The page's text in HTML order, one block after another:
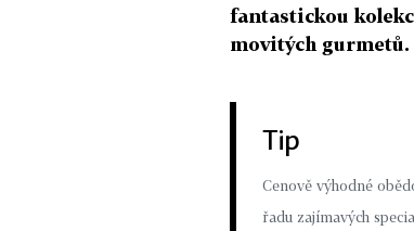
fantastickou
movitých gurmetů.
Tip
Cenově výhodné
řadu zajímavých